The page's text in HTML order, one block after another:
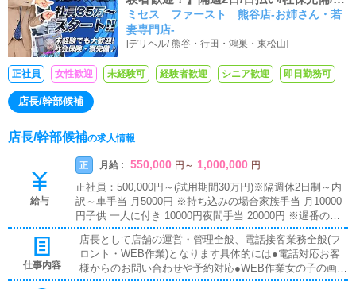
給休暇/1R寮完備/残業一切なし！入社祝
い金5万円！『ミセスファースト』はチャ
レンジできる環境です！
ミセス ファースト 熊谷店-お姉さん・若
妻専門店-
[デリヘル/熊谷・行田・鴻巣・東松山]
正社員 女性歓迎 未経験可 経験者歓迎 シニア歓迎 即日勤務可
店長/幹部候補
店長/幹部候補の求人情報
給与
正 月給 : 550,000 円 ～ 1,000,000 円
正社員：500,000円～(試用期間30万円)※隔週休2日制～内
訳～車手当 月5000円 ※持ち込みの場合家族手当 月10000
円子供 一人に付き 10000円夜間手当 20000円 ※遅番の場
合ガソリン代 全額支給 ※車持ち込みの場合大入り 30000
円～100000円歩合 50000円～200000円※やる気と能力次第
では随時昇給させる独自システムがございます。
仕事内容
店長として店舗の運営・管理全般、電話接客業務全般(フ
ロント・WEB作業)となります具体的には●電話対応お客
様からのお問い合わせや予約対応●WEB作業女の子の画像
やプロフィール、シフト登録、HPの更新作業●LINE、メ